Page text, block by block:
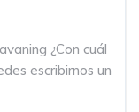
¿Con cuál
escribirnos un